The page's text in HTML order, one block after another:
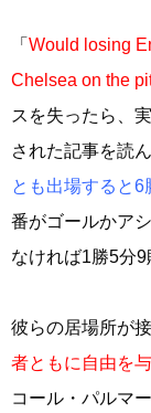
「 Would losing
Chelsea on the
スを失ったら、
された記事を読
とも出場すると
番がゴールかア
なければ1勝5分9
彼らの居場所が
者ともに自由を
コール・パルマ